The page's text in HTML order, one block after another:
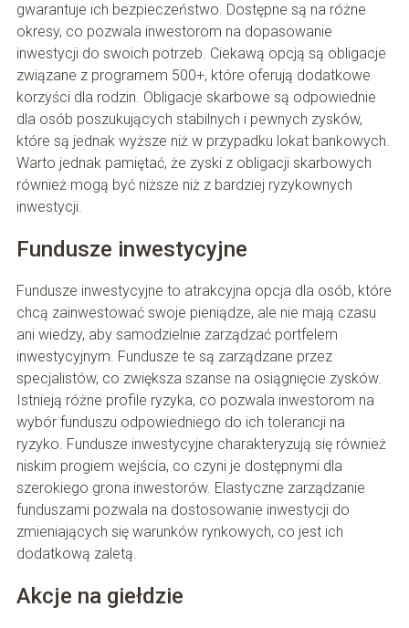
gwarantuje ich bezpieczeństwo. Dostępne są na różne
okresy, co pozwala inwestorom na dopasowanie
inwestycji do swoich potrzeb. Ciekawą opcją są obligacje
związane z programem 500+, które oferują dodatkowe
korzyści dla rodzin. Obligacje skarbowe są odpowiednie
dla osób poszukujących stabilnych i pewnych zysków,
które są jednak wyższe niż w przypadku lokat bankowych.
Warto jednak pamiętać, że zyski z obligacji skarbowych
również mogą być niższe niż z bardziej ryzykownych
inwestycji.
Fundusze inwestycyjne
Fundusze inwestycyjne to atrakcyjna opcja dla osób, które
chcą zainwestować swoje pieniądze, ale nie mają czasu
ani wiedzy, aby samodzielnie zarządzać portfelem
inwestycyjnym. Fundusze te są zarządzane przez
specjalistów, co zwiększa szanse na osiągnięcie zysków.
Istnieją różne profile ryzyka, co pozwala inwestorom na
wybór funduszu odpowiedniego do ich tolerancji na
ryzyko. Fundusze inwestycyjne charakteryzują się również
niskim progiem wejścia, co czyni je dostępnymi dla
szerokiego grona inwestorów. Elastyczne zarządzanie
funduszami pozwala na dostosowanie inwestycji do
zmieniających się warunków rynkowych, co jest ich
dodatkową zaletą.
Akcje na giełdzie